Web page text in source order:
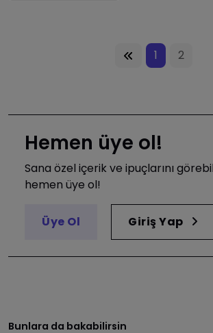
1 2
Hemen üye ol!
Sana özel içerik ve ipuçlarını
hemen üye ol!
Üye Ol Giriş Yap
Bunlara da bakabilirsin